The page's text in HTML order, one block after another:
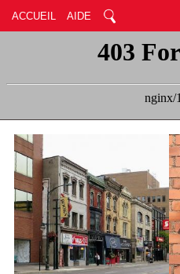
ACCUEIL AIDE